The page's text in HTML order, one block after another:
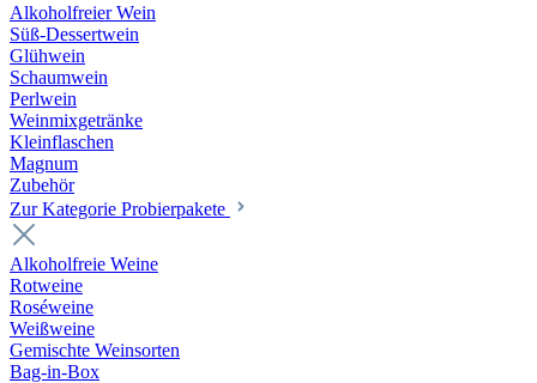
Alkoholfreier Wein
Süß-Dessertwein
Glühwein
Schaumwein
Perlwein
Weinmixgetränke
Kleinflaschen
Magnum
Zubehör
Zur Kategorie Probierpakete
Alkoholfreie Weine
Rotweine
Roséweine
Weißweine
Gemischte Weinsorten
Bag-in-Box